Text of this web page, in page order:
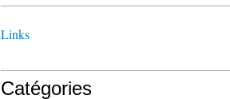
Links
Catégories